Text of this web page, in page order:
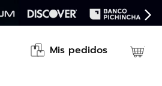
Mis pedidos